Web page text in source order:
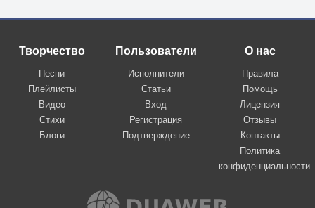
Творчество
Песни
Плейлисты
Видео
Стихи
Блоги
Пользователи
Исполнители
Статьи
Вход
Регистрация
Подтверждение
О нас
Правила
Помощь
Лицензия
Отзывы
Контакты
Политика
конфиденциальности